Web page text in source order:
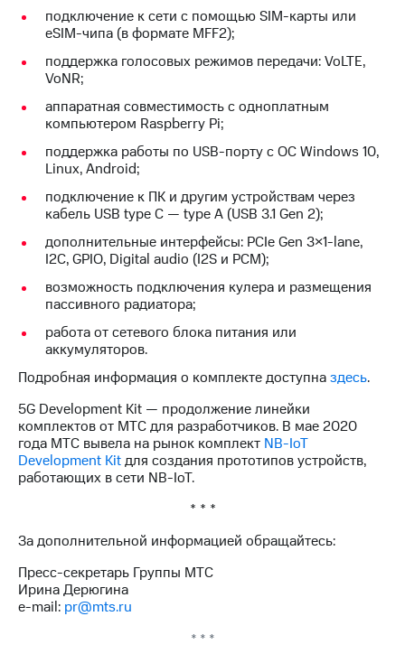
подключение к сети с помощью SIM-карты или
eSIM-чипа (в формате MFF2);
поддержка голосовых режимов передачи: VoLTE,
VoNR;
аппаратная совместимость с одноплатным
компьютером Raspberry Pi;
поддержка работы по USB-порту с ОС Windows 10,
Linux, Android;
подключение к ПК и другим устройствам через
кабель USB type C — type A (USB 3.1 Gen 2);
дополнительные интерфейсы: PCIe Gen 3×1-lane,
I2C, GPIO, Digital audio (I2S и PCM);
возможность подключения кулера и размещения
пассивного радиатора;
работа от сетевого блока питания или
аккумуляторов.
Подробная информация о комплекте доступназдесь.
5G Development Kit — продолжение линейки
комплектов от МТС для разработчиков. В мае 2020
года МТС вывела на рынок комплект NB-IoT
Development Kitдля создания прототипов устройств,
работающих в сети NB-IoT.
* * *
За дополнительной информацией обращайтесь:
Пресс-секретарь Группы МТС
Ирина Дерюгина
e-mail: pr@mts.ru
* * *